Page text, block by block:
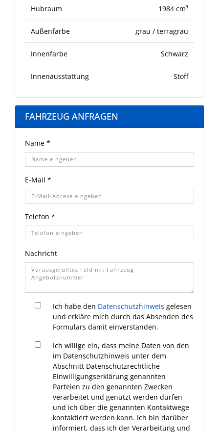
Hubraum 1984 cm³
Außenfarbe grau / terragrau
Innenfarbe Schwarz
Innenausstattung Stoff
FAHRZEUG ANFRAGEN
Name *
E-Mail *
Telefon *
Nachricht
Ich habe den Datenschutzhinweis gelesen
und erkläre mich durch das Absenden des
Formulars damit einverstanden.
Ich willige ein, dass meine Daten von den
im Datenschutzhinweis unter dem
Abschnitt Datenschutzrechtliche
Einwilligungserklärung genannten
Parteien zu den genannten Zwecken
verarbeitet und genutzt werden dürfen
und ich über die genannten Kontaktwege
kontaktiert werden kann. Ich bin darüber
informiert, dass ich der Verarbeitung und